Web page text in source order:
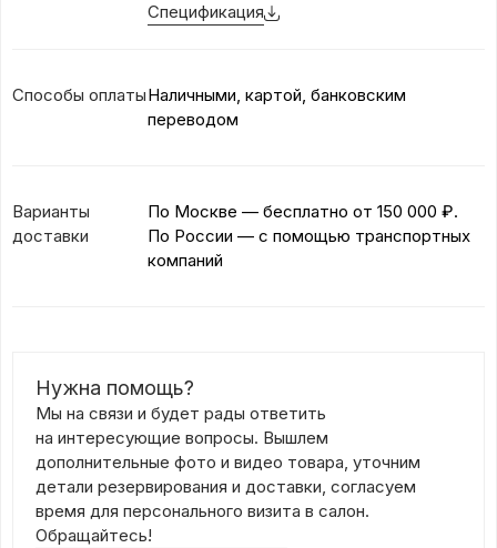
Спецификация
Способы оплатыНаличными, картой, банковским
переводом
Варианты
доставки
По Москве — бесплатно от 150 000 ₽.
По России — с помощью транспортных
компаний
Нужна помощь?
Мы на связи и будет рады ответить
на интересующие вопросы. Вышлем
дополнительные фото и видео товара, уточним
детали резервирования и доставки, согласуем
время для персонального визита в салон.
Обращайтесь!